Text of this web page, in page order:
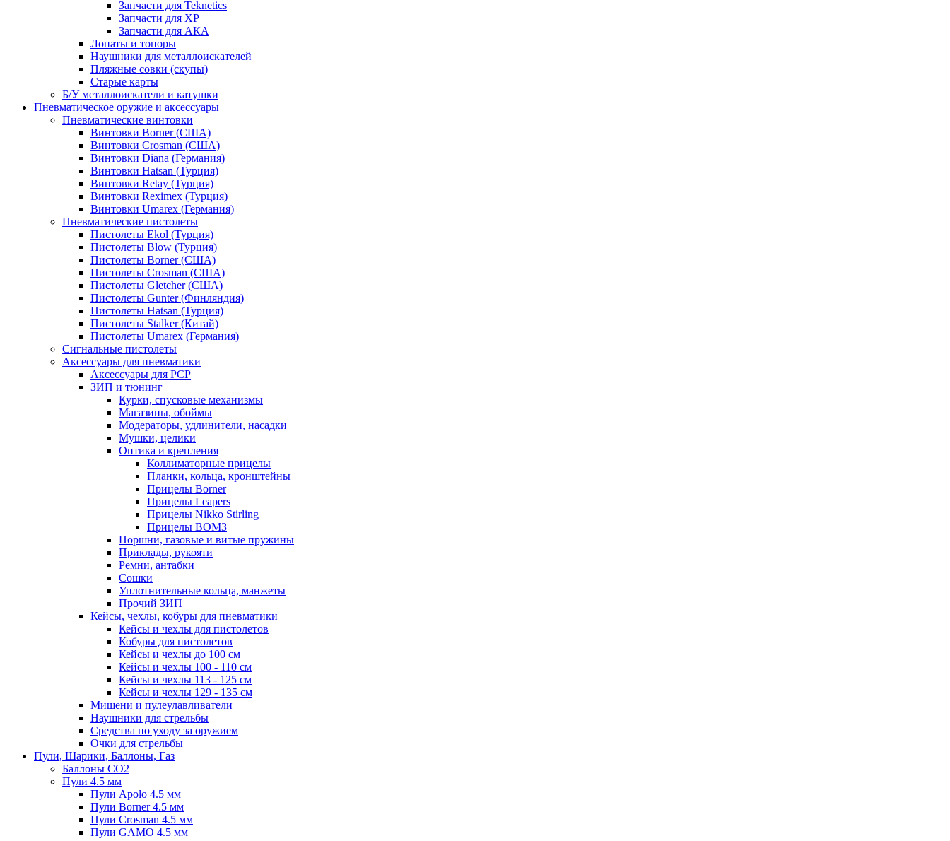
Запчасти для Teknetics
Запчасти для XP
Запчасти для АКА
Лопаты и топоры
Наушники для металлоискателей
Пляжные совки (скупы)
Старые карты
Б/У металлоискатели и катушки
Пневматическое оружие и аксессуары
Пневматические винтовки
Винтовки Borner (США)
Винтовки Crosman (США)
Винтовки Diana (Германия)
Винтовки Hatsan (Турция)
Винтовки Retay (Турция)
Винтовки Reximex (Турция)
Винтовки Umarex (Германия)
Пневматические пистолеты
Пистолеты Ekol (Турция)
Пистолеты Blow (Турция)
Пистолеты Borner (США)
Пистолеты Crosman (США)
Пистолеты Gletcher (США)
Пистолеты Gunter (Финляндия)
Пистолеты Hatsan (Турция)
Пистолеты Stalker (Китай)
Пистолеты Umarex (Германия)
Сигнальные пистолеты
Аксессуары для пневматики
Аксессуары для PCP
ЗИП и тюнинг
Курки, спусковые механизмы
Магазины, обоймы
Модераторы, удлинители, насадки
Мушки, целики
Оптика и крепления
Коллиматорные прицелы
Планки, кольца, кронштейны
Прицелы Borner
Прицелы Leapers
Прицелы Nikko Stirling
Прицелы ВОМЗ
Поршни, газовые и витые пружины
Приклады, рукояти
Ремни, антабки
Сошки
Уплотнительные кольца, манжеты
Прочий ЗИП
Кейсы, чехлы, кобуры для пневматики
Кейсы и чехлы для пистолетов
Кобуры для пистолетов
Кейсы и чехлы до 100 см
Кейсы и чехлы 100 - 110 см
Кейсы и чехлы 113 - 125 см
Кейсы и чехлы 129 - 135 см
Мишени и пулеулавливатели
Наушники для стрельбы
Средства по уходу за оружием
Очки для стрельбы
Пули, Шарики, Баллоны, Газ
Баллоны CO2
Пули 4.5 мм
Пули Apolo 4.5 мм
Пули Borner 4.5 мм
Пули Crosman 4.5 мм
Пули GAMO 4.5 мм